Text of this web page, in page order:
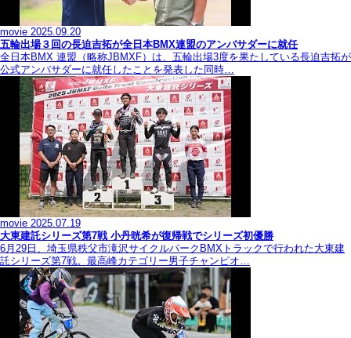
movie 2025.09.20
五輪出場３回の長迫吉拓が全日本BMX連盟のアンバサダーに就任
全日本BMX 連盟（略称JBMXF）は、五輪出場3度を果たしている長迫吉拓が
公式アンバサダーに就任したことを発表した同時…
movie 2025.07.19
大東建託シリーズ第7戦 ⼩丹晄希が復帰戦でシリーズ初優勝
6月29日、埼玉県秩父市滝沢サイクルパークBMXトラックで行われた大東建
託シリーズ第7戦。最高峰カテゴリー男子チャンピオ…